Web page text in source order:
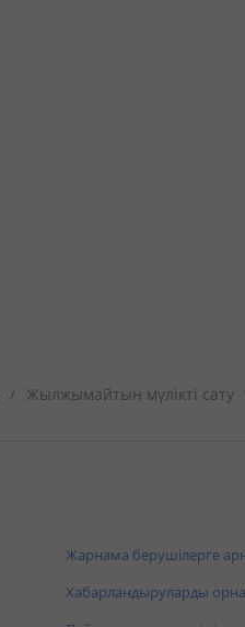
/ Жылжымайтын мүлікті сату
Жарнама берушілерге
Хабарландыруларды